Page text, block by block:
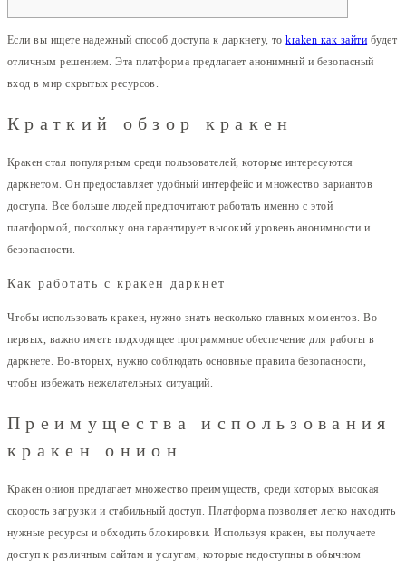
Если вы ищете надежный способ доступа к даркнету, тоkraken как зайти будет
отличным решением. Эта платформа предлагает анонимный и безопасный
вход в мир скрытых ресурсов.
Краткий обзор кракен
Кракен стал популярным среди пользователей, которые интересуются
даркнетом. Он предоставляет удобный интерфейс и множество вариантов
доступа. Все больше людей предпочитают работать именно с этой
платформой, поскольку она гарантирует высокий уровень анонимности и
безопасности.
Как работать с кракен даркнет
Чтобы использовать кракен, нужно знать несколько главных моментов. Во-
первых, важно иметь подходящее программное обеспечение для работы в
даркнете. Во-вторых, нужно соблюдать основные правила безопасности,
чтобы избежать нежелательных ситуаций.
Преимущества использования
кракен онион
Кракен онион предлагает множество преимуществ, среди которых высокая
скорость загрузки и стабильный доступ. Платформа позволяет легко находить
нужные ресурсы и обходить блокировки. Используя кракен, вы получаете
доступ к различным сайтам и услугам, которые недоступны в обычном